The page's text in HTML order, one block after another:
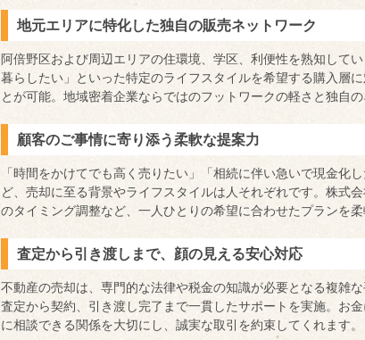
地元エリアに特化した独自の販売ネットワーク
阿倍野区および周辺エリアの住環境、学区、利便性を熟知して
暮らしたい」といった特定のライフスタイルを希望する購入層
とが可能。地域密着企業ならではのフットワークの軽さと独自
顧客のご事情に寄り添う柔軟な提案力
「時間をかけてでも高く売りたい」「相続に伴い急いで現金化
ど、売却に至る背景やライフスタイルは人それぞれです。株式
のタイミング調整など、一人ひとりの希望に合わせたプランを柔
査定から引き渡しまで、顔の見える安心対応
不動産の売却は、専門的な法律や税金の知識が必要となる複雑
査定から契約、引き渡し完了まで一貫したサポートを実施。お
に相談できる関係を大切にし、誠実な取引を約束してくれます。